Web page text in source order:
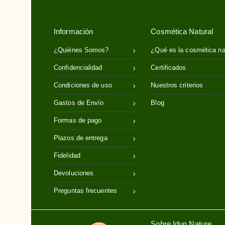
Hierba Luisa o Verbena
Karité
Limón
Manzanilla
Manzanilla Marítima
Melocotón
Miel
Musgo de Irlanda (Carrageenan)
Naranja
Nenúfar
Información
¿Quiénes Somos?
Confidencialidad
Condiciones de uso
Gastos de Envío
Formas de pago
Plazos de entrega
Fidelidad
Devoluciones
Preguntas frecuentes
Cosmética Natural
¿Qué es la cosmética
Certificados
Nuestros criterios
Blog